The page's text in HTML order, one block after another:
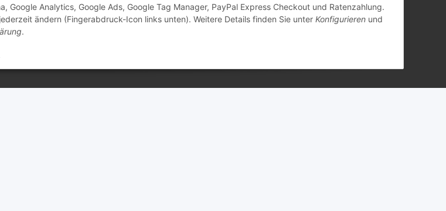
Google Analytics, Google Ads, Google Tag Manager, PayPal Express Checkout und Ratenzahlung.
ändern (Fingerabdruck-Icon links unten). Weitere Details finden Sie unter Konfigurieren und
.